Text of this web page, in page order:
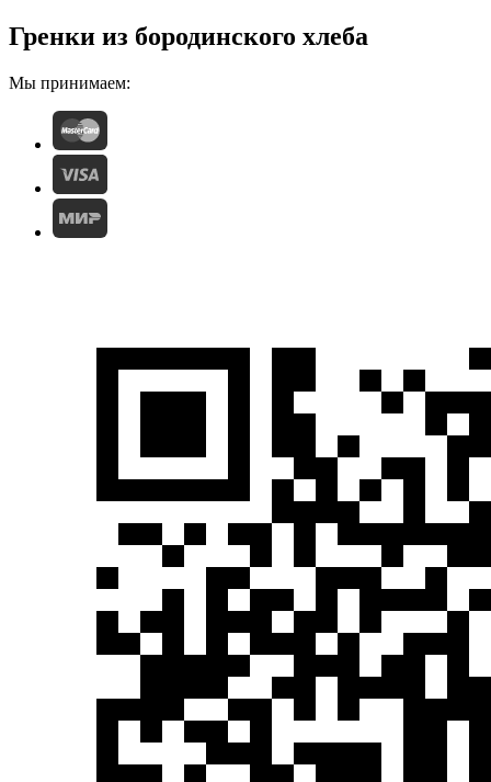
Гренки из бородинского хлеба
Мы принимаем: